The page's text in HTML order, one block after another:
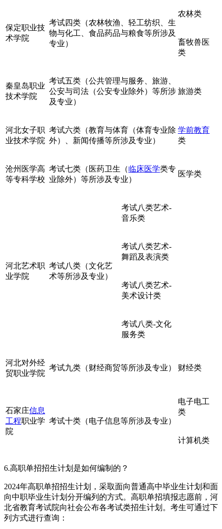
保定职业技
术学院
考试四类（农林牧渔、轻工纺织、生
物与化工、食品药品与粮食等所涉及
专业）
农林类
畜牧兽医
类
秦皇岛职业
技术学院
考试五类（公共管理与服务、旅游、
公安与司法（公安专业除外）等所涉
及专业）
旅游类
河北女子职
业技术学院
考试六类（教育与体育（体育专业除
外）、新闻传播等所涉及专业）
学前教育
类
沧州医学高
等专科学校
考试七类（医药卫生（临床医学类专
业除外）等所涉及专业）
医学类
河北艺术职
业学院
考试八类（文化艺
术等所涉及专业）
考试八类艺术-
音乐类
考试八类艺术-
舞蹈及表演类
考试八类艺术-
美术设计类
考试八类-文化
服务类
河北对外经
贸职业学院
考试九类（财经商贸等所涉及专业） 财经类
石家庄信息
工程职业学
院
考试十类（电子信息等所涉及专业）
电子电工
类
计算机类
6.高职单招招生计划是如何编制的？
2024年高职单招招生计划，采取面向普通高中毕业生计划和面
向中职毕业生计划分开编列的方式。高职单招填报志愿前，河
北省教育考试院向社会公布各考试类招生计划。考生可通过下
列方式进行查询：